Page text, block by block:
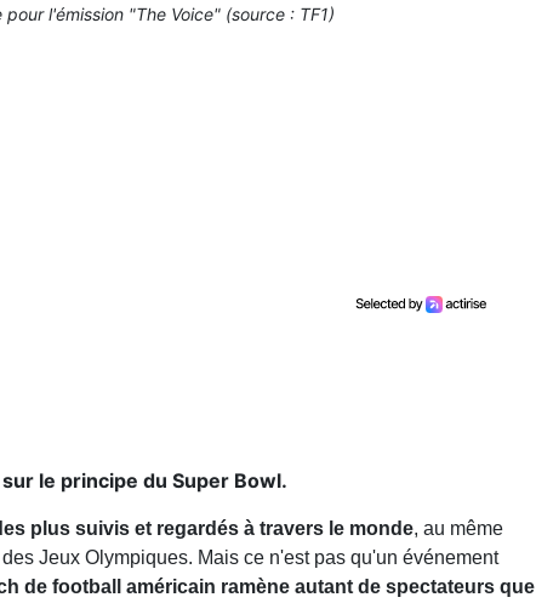
l'émission "The Voice" (source : TF1)
le principe du Super Bowl.
plus suivis et regardés à travers le monde, au même
Jeux Olympiques. Mais ce n'est pas qu'un événement
de football américain ramène autant de spectateurs que